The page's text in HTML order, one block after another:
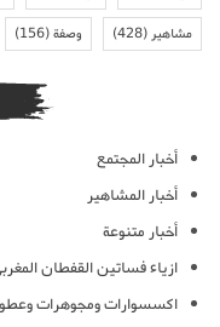
مشاهير(428) وصفة(156)
أخبار المجتمع
أخبار المشاهير
أخبار متنوعة
ازياء فساتين القفطان
اكسسوارات ومجوهرات